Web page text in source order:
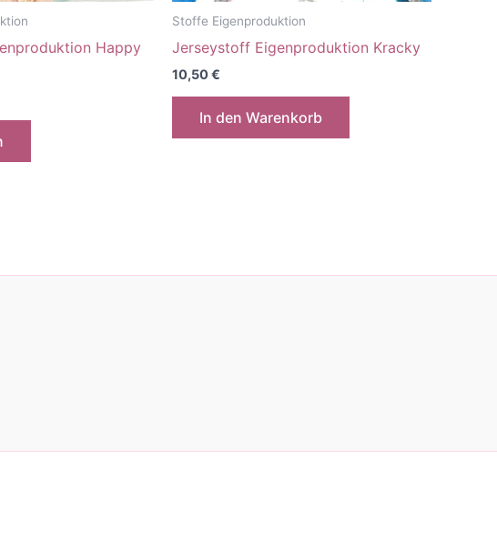
Happy
Stoffe Eigenproduktion
Jerseystoff Eigenproduktion Kracky
10,50€
In den Warenkorb